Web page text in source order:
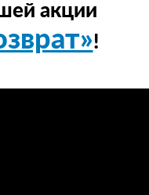
акции
!